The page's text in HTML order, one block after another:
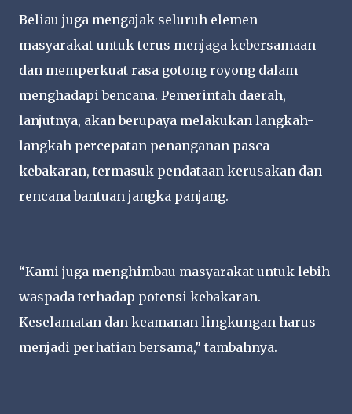
Beliau juga mengajak seluruh elemen
masyarakat untuk terus menjaga kebersamaan
dan memperkuat rasa gotong royong dalam
menghadapi bencana. Pemerintah daerah,
lanjutnya, akan berupaya melakukan langkah-
langkah percepatan penanganan pasca
kebakaran, termasuk pendataan kerusakan dan
rencana bantuan jangka panjang.
“Kami juga menghimbau masyarakat untuk lebih
waspada terhadap potensi kebakaran.
Keselamatan dan keamanan lingkungan harus
menjadi perhatian bersama,” tambahnya.